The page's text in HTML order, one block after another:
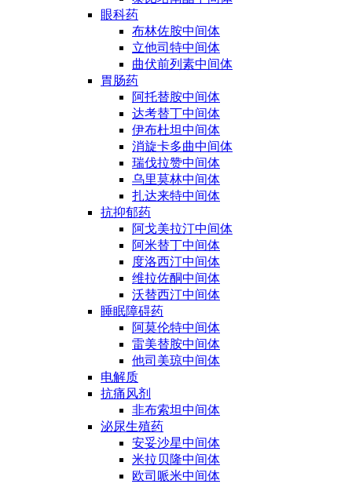
眼科药
布林佐胺中间体
立他司特中间体
曲伏前列素中间体
胃肠药
阿托替胺中间体
达考替丁中间体
伊布杜坦中间体
消旋卡多曲中间体
瑞伐拉赞中间体
乌里莫林中间体
扎达来特中间体
抗抑郁药
阿戈美拉汀中间体
阿米替丁中间体
度洛西汀中间体
维拉佐酮中间体
沃替西汀中间体
睡眠障碍药
阿莫伦特中间体
雷美替胺中间体
他司美琼中间体
电解质
抗痛风剂
非布索坦中间体
泌尿生殖药
安妥沙星中间体
米拉贝隆中间体
欧司哌米中间体